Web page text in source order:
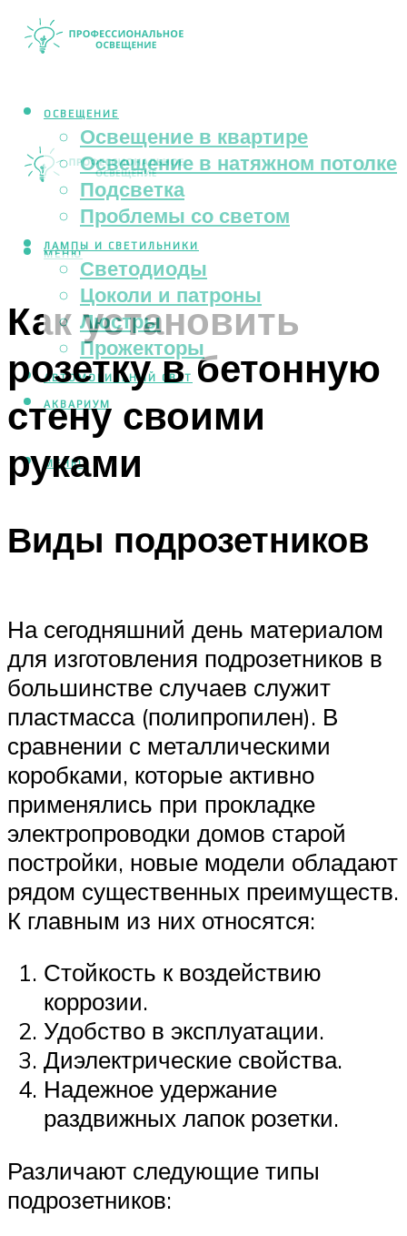
ОСВЕЩЕНИЕ
Освещение в квартире
Освещение в натяжном потолке
Подсветка
Проблемы со светом
ЛАМПЫ И СВЕТИЛЬНИКИ
Светодиоды
Цоколи и патроны
Люстры
Прожекторы
АВТОМОБИЛЬНЫЙ СВЕТ
АКВАРИУМ
МЕНЮ
МЕНЮ
Как установить
розетку в бетонную
стену своими
руками
Виды подрозетников
На сегодняшний день материалом
для изготовления подрозетников в
большинстве случаев служит
пластмасса (полипропилен). В
сравнении с металлическими
коробками, которые активно
применялись при прокладке
электропроводки домов старой
постройки, новые модели обладают
рядом существенных преимуществ.
К главным из них относятся:
Стойкость к воздействию
коррозии.
Удобство в эксплуатации.
Диэлектрические свойства.
Надежное удержание
раздвижных лапок розетки.
Различают следующие типы
подрозетников: